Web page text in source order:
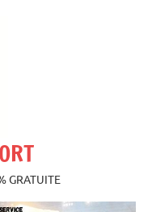
GRATUITE